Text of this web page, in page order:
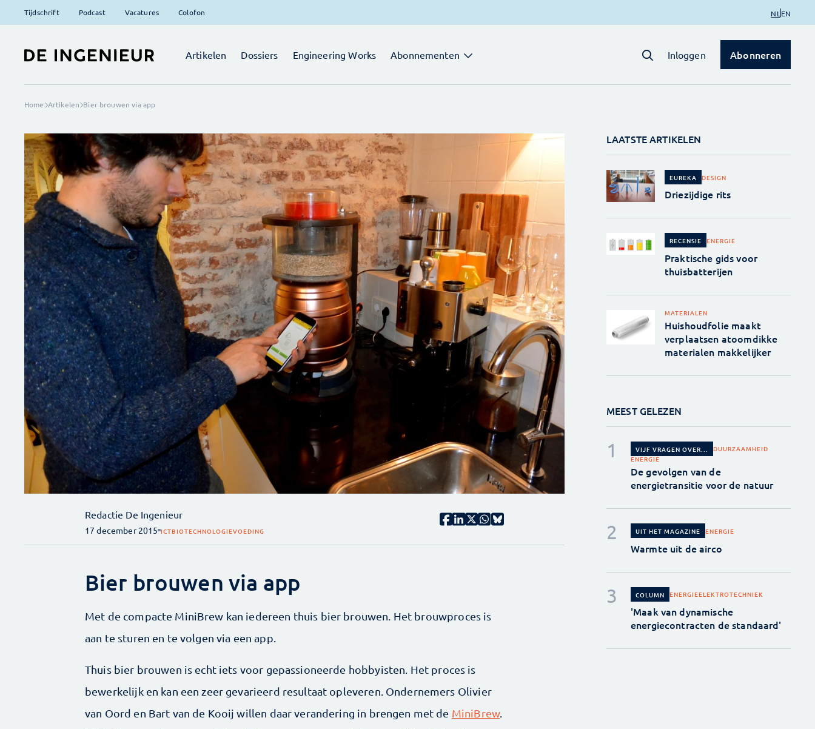
Tijdschrift Podcast Vacatures Colofon NL EN
Artikelen Dossiers Engineering Works Abonnementen Inloggen Abonneren
Home Artikelen Bier brouwen via app
Redactie De Ingenieur
17 december 2015 ICTBIOTECHNOLOGIEVOEDING
Bier brouwen via app
Met de compacte MiniBrew kan iedereen thuis bier brouwen. Het brouwproces is
aan te sturen en te volgen via een app.
Thuis bier brouwen is echt iets voor gepassioneerde hobbyisten. Het proces is
bewerkelijk en kan een zeer gevarieerd resultaat opleveren. Ondernemers Olivier
van Oord en Bart van de Kooij willen daar verandering in brengen met de MiniBrew.
LAATSTE ARTIKELEN
EUREKA DESIGN
Driezijdige rits
RECENSIE ENERGIE
Praktische gids voor
thuisbatterijen
MATERIALEN
Huishoudfolie maakt
verplaatsen atoomdikke
materialen makkelijker
MEEST GELEZEN
VIJF VRAGEN OVER...
DUURZAAMHEID
ENERGIE
De gevolgen van de
energietransitie voor de natuur
UIT HET MAGAZINE ENERGIE
Warmte uit de airco
COLUMN ENERGIEELEKTROTECHNIEK
'Maak van dynamische
energiecontracten de standaard'